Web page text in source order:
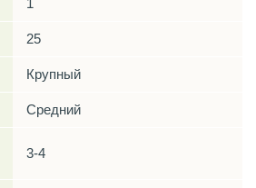
1
25
Крупный
Средний
3-4